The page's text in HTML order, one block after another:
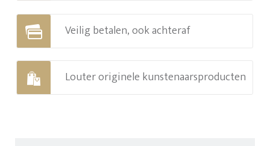
Veilig betalen, ook achteraf
Louter originele kunstenaarsproducten